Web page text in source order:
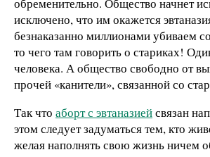
обременительно. Общество начнет
исключено, что им окажется
безнаказанно миллионами убиваем
то чего там говорить о стариках!
человека. А общество свободно от
прочей «канители», связанной со
Так что аборт с эвтаназиейсвязан
этом следует задуматься тем, кто
желая наполнять свою жизнь ничем